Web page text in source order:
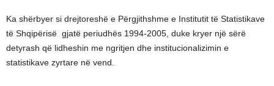
Ka shërbyer si drejtoreshë e Përgjithshme e Institutit të Statistikave
të Shqipërisë gjatë periudhës 1994-2005, duke kryer një sërë
detyrash që lidheshin me ngritjen dhe institucionalizimin e
statistikave zyrtare në vend.